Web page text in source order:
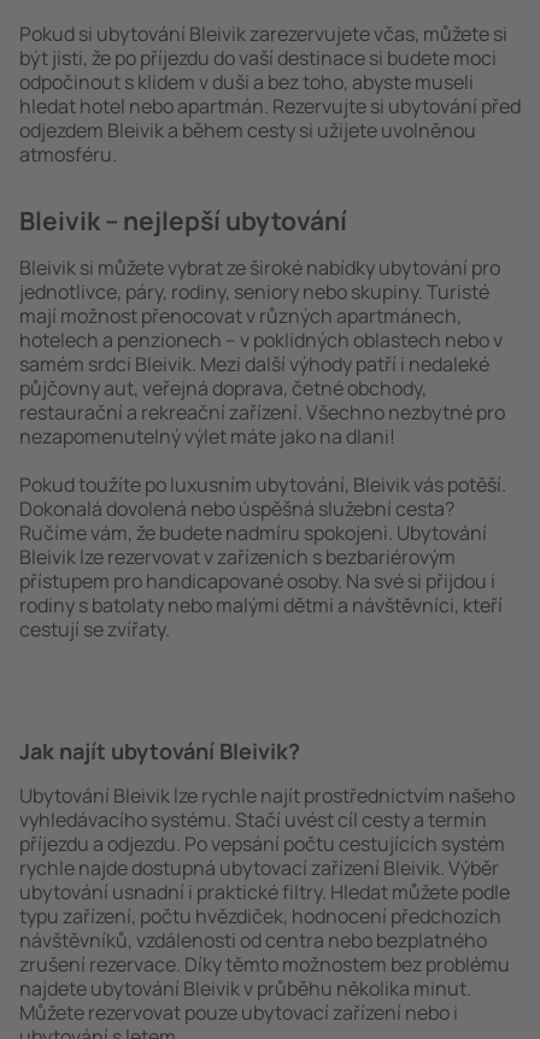
Pokud si ubytování Bleivik zarezervujete včas, můžete si
být jisti, že po příjezdu do vaší destinace si budete moci
odpočinout s klidem v duši a bez toho, abyste museli
hledat hotel nebo apartmán. Rezervujte si ubytování před
odjezdem Bleivik a během cesty si užijete uvolněnou
atmosféru.
Bleivik – nejlepší ubytování
Bleivik si můžete vybrat ze široké nabídky ubytování pro
jednotlivce, páry, rodiny, seniory nebo skupiny. Turisté
mají možnost přenocovat v různých apartmánech,
hotelech a penzionech – v poklidných oblastech nebo v
samém srdci Bleivik. Mezi další výhody patří i nedaleké
půjčovny aut, veřejná doprava, četné obchody,
restaurační a rekreační zařízení. Všechno nezbytné pro
nezapomenutelný výlet máte jako na dlani!
Pokud toužíte po luxusním ubytování, Bleivik vás potěší.
Dokonalá dovolená nebo úspěšná služební cesta?
Ručíme vám, že budete nadmíru spokojeni. Ubytování
Bleivik lze rezervovat v zařízeních s bezbariérovým
přístupem pro handicapované osoby. Na své si přijdou i
rodiny s batolaty nebo malými dětmi a návštěvníci, kteří
cestují se zvířaty.
Jak najít ubytování Bleivik?
Ubytování Bleivik lze rychle najít prostřednictvím našeho
vyhledávacího systému. Stačí uvést cíl cesty a termín
příjezdu a odjezdu. Po vepsání počtu cestujících systém
rychle najde dostupná ubytovací zařízení Bleivik. Výběr
ubytování usnadní i praktické filtry. Hledat můžete podle
typu zařízení, počtu hvězdiček, hodnocení předchozích
návštěvníků, vzdálenosti od centra nebo bezplatného
zrušení rezervace. Díky těmto možnostem bez problému
najdete ubytování Bleivik v průběhu několika minut.
Můžete rezervovat pouze ubytovací zařízení nebo i